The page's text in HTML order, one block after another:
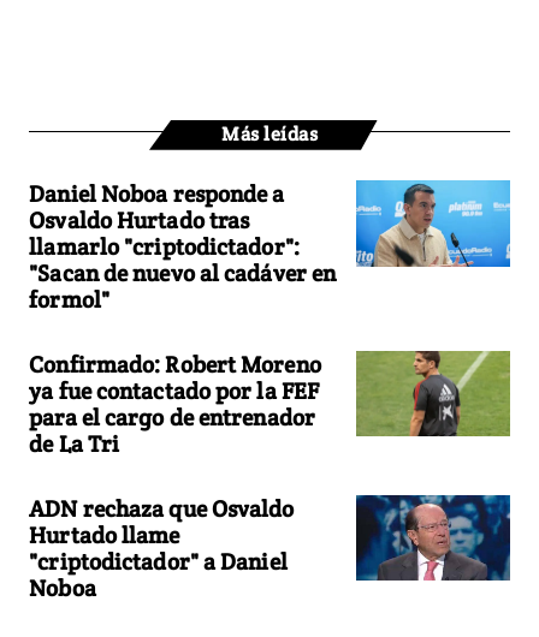
Más leídas
Daniel Noboa responde a
Osvaldo Hurtado tras
llamarlo "criptodictador":
"Sacan de nuevo al cadáver en
formol"
Confirmado: Robert Moreno
ya fue contactado por la FEF
para el cargo de entrenador
de La Tri
ADN rechaza que Osvaldo
Hurtado llame
"criptodictador" a Daniel
Noboa